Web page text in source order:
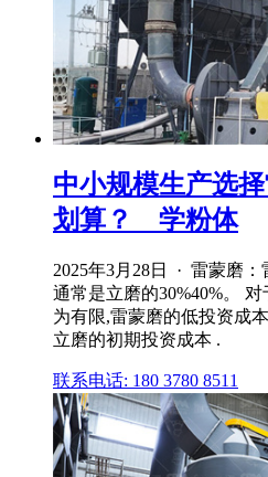
中小规模生产选
划算？ _ 学粉体
2025年3月28日 · 雷蒙磨
通常是立磨的30%40%。
为有限,雷蒙磨的低投资成
立磨的初期投资成本 .
联系电话: 180 3780 8511